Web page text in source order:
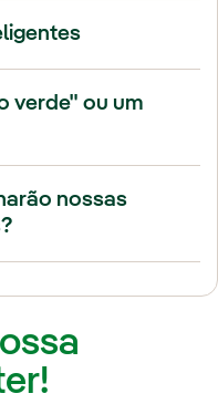
verde" ou um
nossas